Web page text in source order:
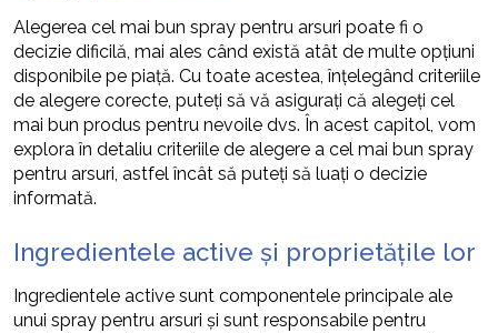
Alegerea cel mai bun spray pentru arsuri poate fi o
decizie dificilă, mai ales când există atât de multe opțiuni
disponibile pe piață. Cu toate acestea, înțelegând criteriile
de alegere corecte, puteți să vă asigurați că alegeți cel
mai bun produs pentru nevoile dvs. În acest capitol, vom
explora în detaliu criteriile de alegere a cel mai bun spray
pentru arsuri, astfel încât să puteți să luați o decizie
informată.
Ingredientele active și proprietățile lor
Ingredientele active sunt componentele principale ale
unui spray pentru arsuri și sunt responsabile pentru